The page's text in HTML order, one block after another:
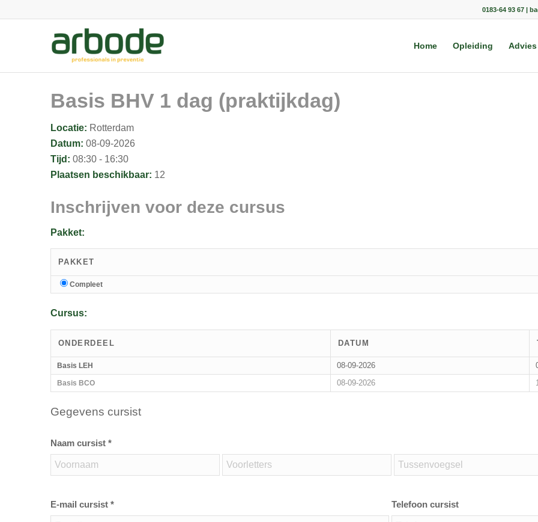
0183-64 93 67 |
Home Opleiding Advies
Basis BHV 1 dag (praktijkdag)
Locatie: Rotterdam
Datum: 08-09-2026
Tijd: 08:30 - 16:30
Plaatsen beschikbaar: 12
Inschrijven voor deze cursus
Pakket:
PAKKET
Compleet
Cursus:
ONDERDEEL DATUM
Basis LEH 08-09-2026
Basis BCO 08-09-2026
Gegevens cursist
Naam cursist *
E-mail cursist * Telefoon cursist